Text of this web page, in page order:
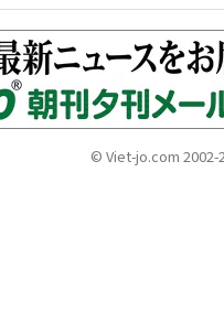
© Viet-jo.com 2002-